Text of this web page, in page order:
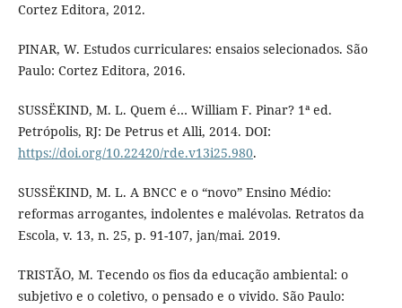
Cortez Editora, 2012.
PINAR, W. Estudos curriculares: ensaios selecionados. São
Paulo: Cortez Editora, 2016.
SUSSËKIND, M. L. Quem é… William F. Pinar? 1ª ed.
Petrópolis, RJ: De Petrus et Alli, 2014. DOI:
https://doi.org/10.22420/rde.v13i25.980.
SUSSËKIND, M. L. A BNCC e o “novo” Ensino Médio:
reformas arrogantes, indolentes e malévolas. Retratos da
Escola, v. 13, n. 25, p. 91-107, jan/mai. 2019.
TRISTÃO, M. Tecendo os fios da educação ambiental: o
subjetivo e o coletivo, o pensado e o vivido. São Paulo: